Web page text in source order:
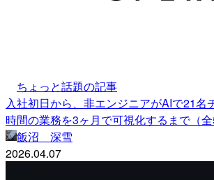
ちょっと話題の記事
入社初日から、非エンジニアがAIで21名
時間の業務を3ヶ月で可視化するまで（全
飯沼 深雪
2026.04.07